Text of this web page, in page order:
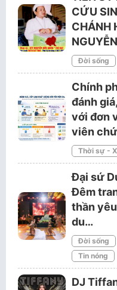
CỨU
CHÁNH
Đời sống
Chính
đánh
với đơn
viên
Thời sự -
Đại sứ
Đêm
thần
du…
Đời sống
Tin nóng
DJ